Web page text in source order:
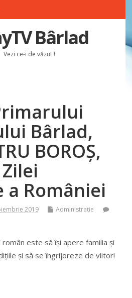
Bârlad
Vezi ce-i de văzut !
Bârlad,
BOROȘ,
a României
2019
Administrație
este să își apere familia și
și să se îngrijoreze de viitor!